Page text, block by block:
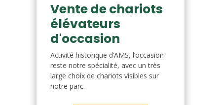
Vente de chariots
élévateurs
d'occasion
Activité historique d’AMS, l’occasion
reste notre spécialité, avec un très
large choix de chariots visibles sur
notre parc.